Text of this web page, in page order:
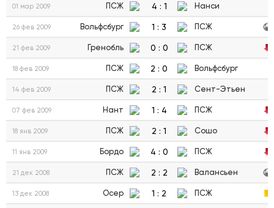
01 мар 2009 ПСЖ 4 : 1 Нанси
26 фев 2009 Вольфсбург 1 : 3 ПСЖ
21 фев 2009 Гренобль 0 : 0 ПСЖ
18 фев 2009 ПСЖ 2 : 0 Вольфсбург
14 фев 2009 ПСЖ 2 : 1 Сент-Этьен
07 фев 2009 Нант 1 : 4 ПСЖ
18 янв 2009 ПСЖ 2 : 1 Сошо
11 янв 2009 Бордо 4 : 0 ПСЖ
21 дек 2008 ПСЖ 2 : 2 Валансьен
13 дек 2008 Осер 1 : 2 ПСЖ